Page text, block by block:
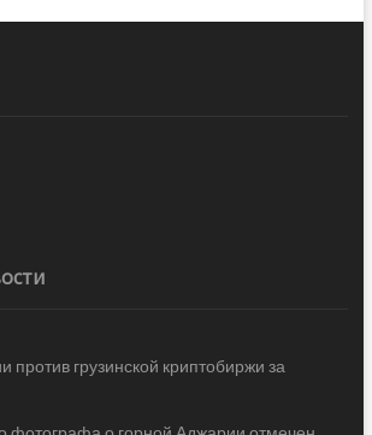
против грузинской криптобиржи за